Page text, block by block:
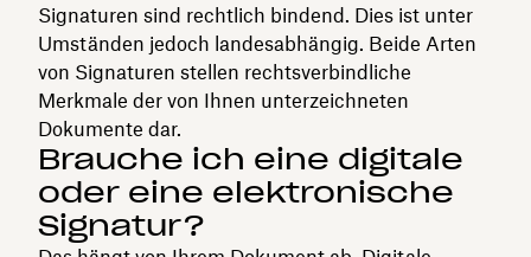
Signaturen sind rechtlich bindend. Dies ist unter
Umständen jedoch landesabhängig. Beide Arten
von Signaturen stellen rechtsverbindliche
Merkmale der von Ihnen unterzeichneten
Dokumente dar.
Brauche ich eine digitale
oder eine elektronische
Signatur?